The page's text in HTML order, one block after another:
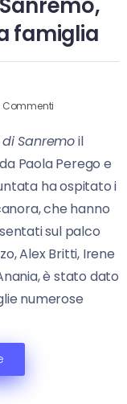
famiglia
Commenti
Sanremoil
Paola Perego e
ha ospitato i
che hanno
sul palco
Alex Britti, Irene
è stato dato
numerose